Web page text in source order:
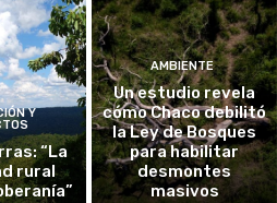
Y
“La
rural
AMBIENTE
Un estudio revela
cómo Chaco debilitó
la Ley de Bosques
para habilitar
desmontes
masivos